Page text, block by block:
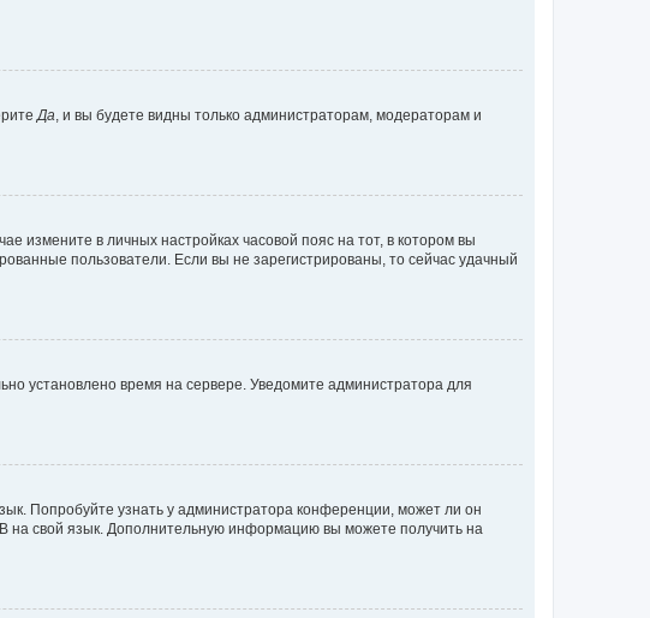
Да, и вы будете видны только администраторам, модераторам и
измените в личных настройках часовой пояс на тот, в котором вы
пользователи. Если вы не зарегистрированы, то сейчас удачный
установлено время на сервере. Уведомите администратора для
Попробуйте узнать у администратора конференции, может ли он
на свой язык. Дополнительную информацию вы можете получить на